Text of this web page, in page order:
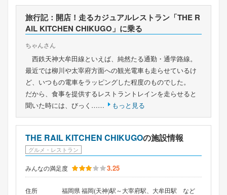
旅行記：開店！走るカジュアルレストラン「THE R
AIL KITCHEN CHIKUGO」に乗る
ちゃんさん
西鉄天神大牟田線といえば、純然たる通勤・通学路線。
最近では柳川や太宰府方面への観光電車も走らせているけ
ど、いつもの電車をラッピングした程度のものでした。
だから、食事を提供するレストラントレインを走らせると
聞いた時には、びっく……
もっと見る
THE RAIL KITCHEN CHIKUGOの施設情報
グルメ・レストラン
みんなの満足度 3.25
住所
福岡県 福岡(天神)駅～大宰府駅、大牟田駅 など